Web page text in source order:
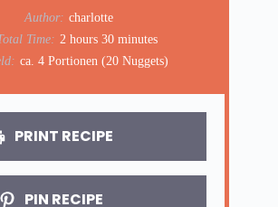
Author: charlotte
Time: 2 hours 30 minutes
ca. 4 Portionen (20 Nuggets)
PRINT RECIPE
PIN RECIPE